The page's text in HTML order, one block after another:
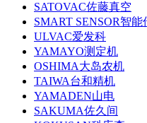
SATOVAC佐藤真空
SMART SENSOR智能
ULVAC爱发科
YAMAYO测定机
OSHIMA大岛农机
TAIWA台和精机
YAMADEN山电
SAKUMA佐久间